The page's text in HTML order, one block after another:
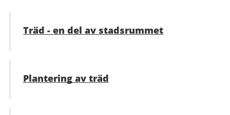
Träd - en del av stadsrummet
Plantering av träd